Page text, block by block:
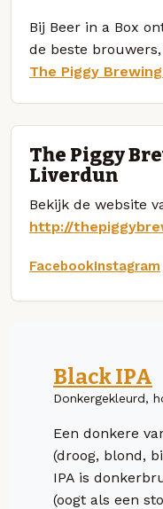
Bij Beer in a Box
de beste
The Piggy
The Piggy
Liverdun
Bekijk de website
http://
FacebookInstagram
Black IPA
Donkergekleurd,
Een donkere
(droog, blond,
IPA is
(oogt als een